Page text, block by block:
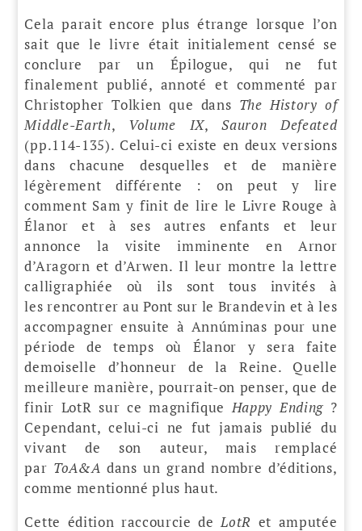
Cela parait encore plus étrange lorsque l’on
sait que le livre était initialement censé se
conclure par un Épilogue, qui ne fut
finalement publié, annoté et commenté par
Christopher Tolkien que dans The History of
Middle-Earth, Volume IX,Sauron Defeated
(pp.114-135). Celui-ci existe en deux versions
dans chacune desquelles et de manière
légèrement différente : on peut y lire
comment Sam y finit de lire le Livre Rouge à
Élanor et à ses autres enfants et leur
annonce la visite imminente en Arnor
d’Aragorn et d’Arwen. Il leur montre la lettre
calligraphiée où ils sont tous invités à
les rencontrer au Pont sur le Brandevin et à les
accompagner ensuite à Annúminas pour une
période de temps où Élanor y sera faite
demoiselle d’honneur de la Reine. Quelle
meilleure manière, pourrait-on penser, que de
finir LotR sur ce magnifiqueHappy Ending ?
Cependant, celui-ci ne fut jamais publié du
vivant de son auteur, mais remplacé
par ToA&A dans un grand nombre d’éditions,
comme mentionné plus haut.
Cette édition raccourcie deLotR et amputée